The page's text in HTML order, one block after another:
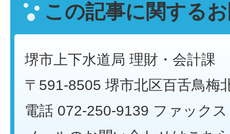
この記事に関する
堺市上下水道局 理財・会計課
〒591-8505 堺市北区百舌鳥梅
電話 072-250-9139 ファック